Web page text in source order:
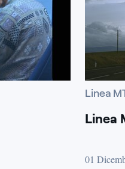
Linea
Linea
01